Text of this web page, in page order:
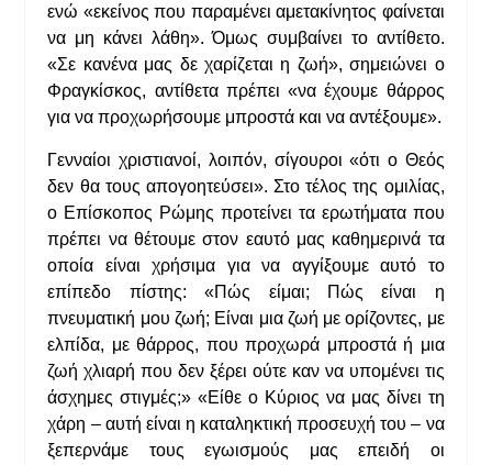
ενώ «εκείνος που παραμένει αμετακίνητος φαίνεται
να μη κάνει λάθη». Όμως συμβαίνει το αντίθετο.
«Σε κανένα μας δε χαρίζεται η ζωή», σημειώνει ο
Φραγκίσκος, αντίθετα πρέπει «να έχουμε θάρρος
για να προχωρήσουμε μπροστά και να αντέξουμε».
Γενναίοι χριστιανοί, λοιπόν, σίγουροι «ότι ο Θεός
δεν θα τους απογοητεύσει». Στο τέλος της ομιλίας,
ο Επίσκοπος Ρώμης προτείνει τα ερωτήματα που
πρέπει να θέτουμε στον εαυτό μας καθημερινά τα
οποία είναι χρήσιμα για να αγγίξουμε αυτό το
επίπεδο πίστης: «Πώς είμαι; Πώς είναι η
πνευματική μου ζωή; Είναι μια ζωή με ορίζοντες, με
ελπίδα, με θάρρος, που προχωρά μπροστά ή μια
ζωή χλιαρή που δεν ξέρει ούτε καν να υπομένει τις
άσχημες στιγμές;» «Είθε ο Κύριος να μας δίνει τη
χάρη – αυτή είναι η καταληκτική προσευχή του – να
ξεπερνάμε τους εγωισμούς μας επειδή οι